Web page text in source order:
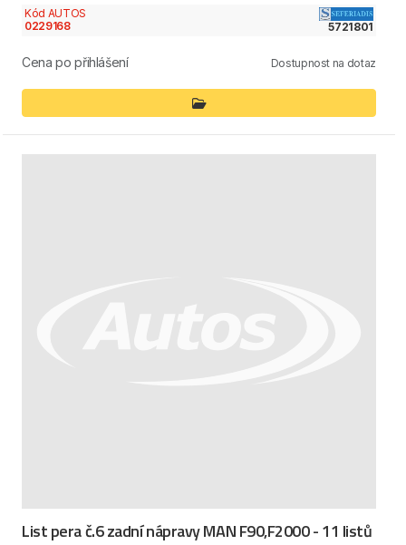
Kód AUTOS
0229168
5721801
Cena po přihlášení Dostupnost na dotaz
List pera č.6 zadní nápravy MAN F90,F2000 - 11 listů